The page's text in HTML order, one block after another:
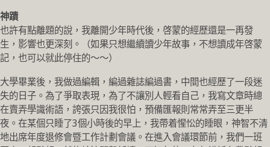
神蹟
也許有點離題的說，我離開少年時代後，啓蒙的經歷還是一再發
生，影響也更深刻。（如果只想繼續讀少年故事，不想讀成年啓蒙
記，也可以就此停住的～～）
大學畢業後，我做過編輯，編過雜誌編過書，中間也經歷了一段迷
失的日子。為了爭取表現，為了不讓別人輕看自己，我寫文章時總
在賣弄學識術語，誇張只因我很怕，預備匯報則常常弄至三更半
夜。在某個只睡了3個小時後的早上，我帶着惺忪的睡眼，神智不清
地出席年度退修會暨工作計劃會議。在進入會議環節前，我們一班